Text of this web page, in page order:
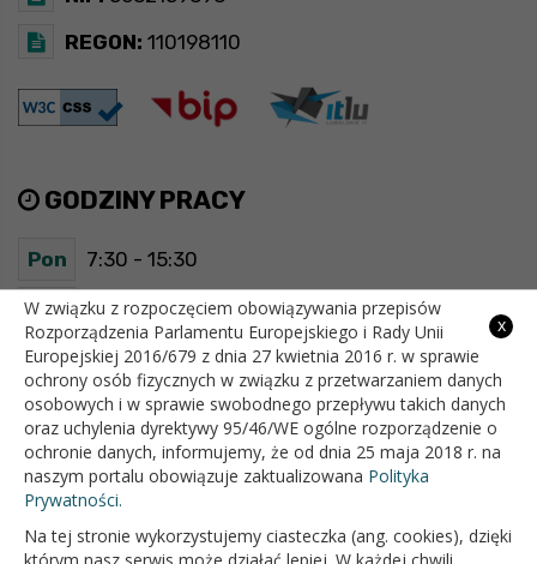
REGON: 110198110
GODZINY PRACY
Pon 7:30 - 15:30
Wt 7:30 - 15:30
Śr 7:30 - 15:30
Czw 7:30 - 15:30
Pt 7:30 - 15:30
OFICJALNY SERWIS INTERNETOWY GMINY BIAŁOPOLE
x
W związku z rozpoczęciem obowiązywania przepisów
Rozporządzenia Parlamentu Europejskiego i Rady Unii
Europejskiej 2016/679 z dnia 27 kwietnia 2016 r. w sprawie
ochrony osób fizycznych w związku z przetwarzaniem danych
osobowych i w sprawie swobodnego przepływu takich danych
oraz uchylenia dyrektywy 95/46/WE ogólne rozporządzenie o
ochronie danych, informujemy, że od dnia 25 maja 2018 r. na
naszym portalu obowiązuje zaktualizowana Polityka
Prywatności.
Na tej stronie wykorzystujemy ciasteczka (ang. cookies), dzięki